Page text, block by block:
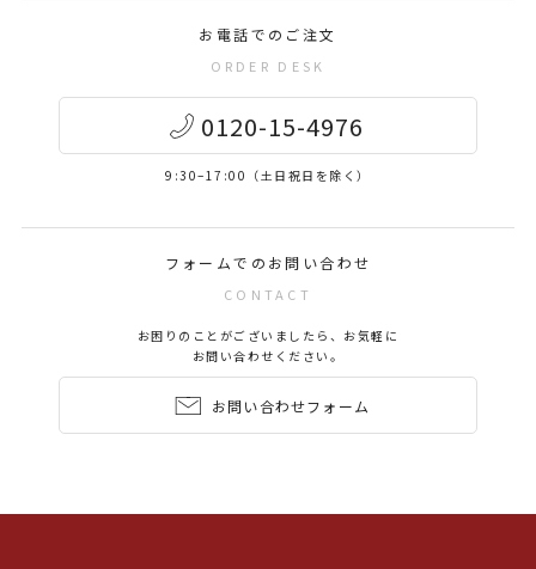
お電話でのご注文
ORDER DESK
0120-15-4976
9:30–17:00（土日祝日を除く）
フォームでのお問い合わせ
CONTACT
お困りのことがございましたら、お気軽に
お問い合わせください。
お問い合わせフォーム